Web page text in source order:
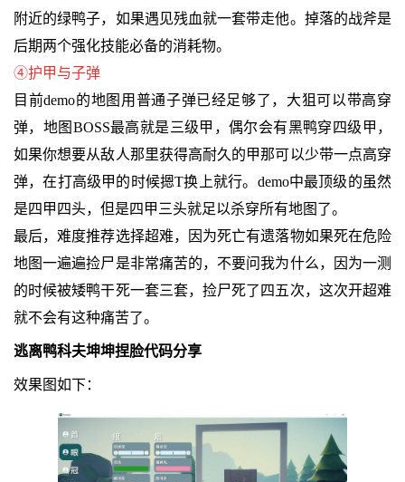
附近的绿鸭子，如果遇见残血就一套带走他。掉落的战斧是
后期两个强化技能必备的消耗物。
④护甲与子弹
目前demo的地图用普通子弹已经足够了，大狙可以带高穿
弹，地图BOSS最高就是三级甲，偶尔会有黑鸭穿四级甲，
如果你想要从敌人那里获得高耐久的甲那可以少带一点高穿
弹，在打高级甲的时候摁T换上就行。demo中最顶级的虽然
是四甲四头，但是四甲三头就足以杀穿所有地图了。
最后，难度推荐选择超难，因为死亡有遗落物如果死在危险
地图一遍遍捡尸是非常痛苦的，不要问我为什么，因为一测
的时候被矮鸭干死一套三套，捡尸死了四五次，这次开超难
就不会有这种痛苦了。
逃离鸭科夫坤坤捏脸代码分享
效果图如下：